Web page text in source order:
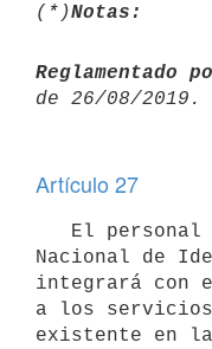
(*)Notas:
Reglamentado
Artículo 27
Nacional de
integrará con
a los servicios
existente en